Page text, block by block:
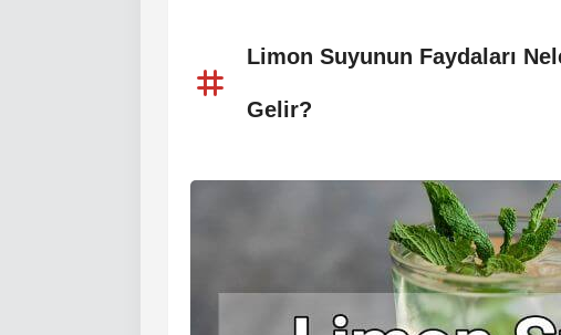
Limon Suyunun Faydaları
Gelir?